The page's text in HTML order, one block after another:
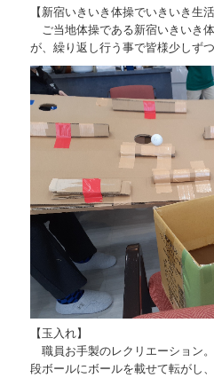
【新宿いきいき体操でいきいき生活
ご当地体操である新宿いきいき
が、繰り返し行う事で皆様少しず
【玉入れ】
職員お手製のレクリエーション
段ボールにボールを載せて転がし